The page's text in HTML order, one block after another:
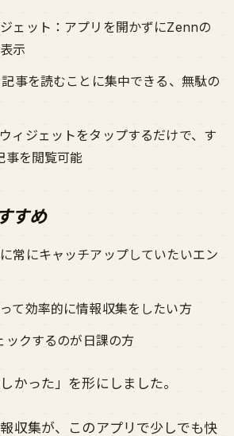
ェット：アプリを開かずにZennの
示
事を読むことに集中できる、無駄の
ィジェットをタップするだけで、す
事を閲覧可能
すめ
常にキャッチアップしていたいエン
て効率的に情報収集をしたい方
ックするのが日課の方
かった」を形にしました。
収集が、このアプリで少しでも快